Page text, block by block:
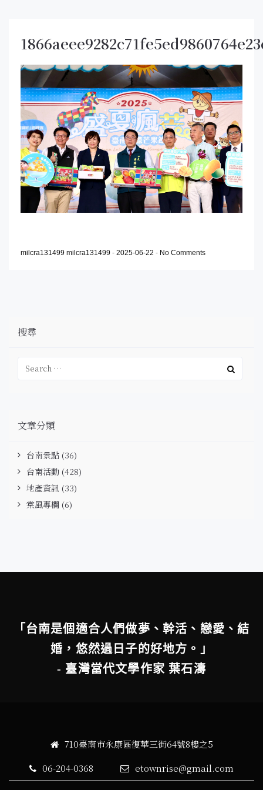
milcra131499 milcra131499 - 2025-06-22 - No Comments
搜尋
文章分類
台南景點 (36)
台南活動 (428)
地產資訊 (33)
棠風專欄 (6)
「台南是個適合人們做夢、幹活、戀愛、結
婚，悠然過日子的好地方。」
- 臺灣當代文學作家 葉石濤
710臺南市永康區復華三街64號8樓之5
06-204-0368
etownrise@gmail.com